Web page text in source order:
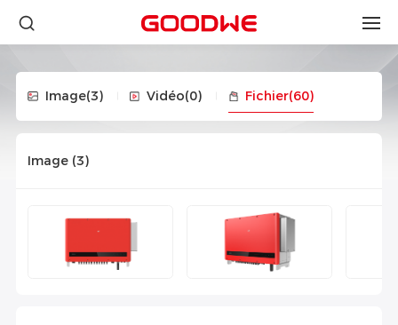
Image(3) Vidéo(0) Fichier(60)
Image (3)